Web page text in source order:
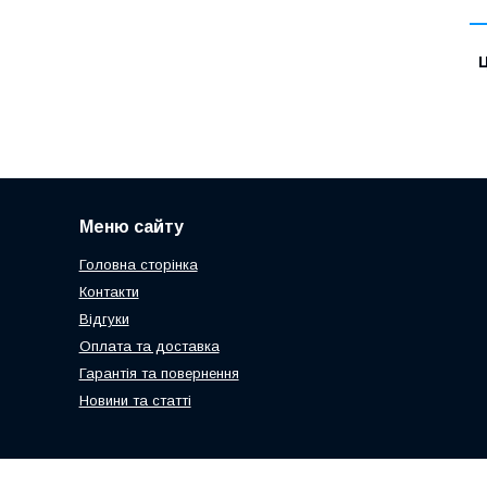
Меню сайту
Головна сторінка
Контакти
Відгуки
Оплата та доставка
Гарантія та повернення
Новини та статті